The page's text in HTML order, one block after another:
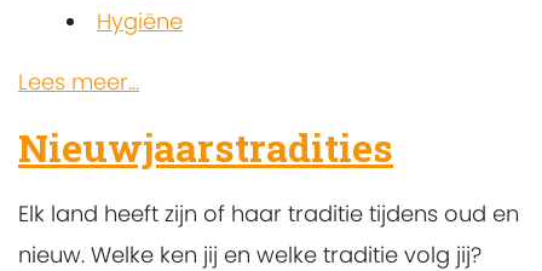
Hygiëne
Lees meer...
Nieuwjaarstradities
Elk land heeft zijn of haar traditie tijdens oud en
nieuw. Welke ken jij en welke traditie volg jij?